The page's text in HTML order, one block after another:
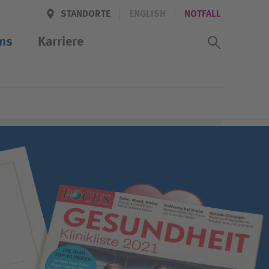
STANDORTE ENGLISH NOTFALL
Karriere